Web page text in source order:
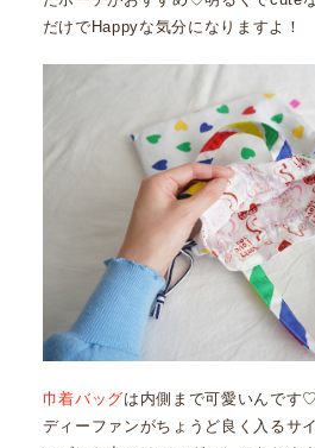
だけでHappyな気分になりますよ！
巾着バッグは内側まで可愛いんです
ディーファンがちょうど良く入るサ